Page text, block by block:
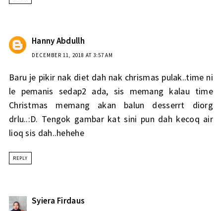
Hanny Abdullh
DECEMBER 11, 2018 AT 3:57 AM
Baru je pikir nak diet dah nak chrismas pulak..time ni
le pemanis sedap2 ada, sis memang kalau time
Christmas memang akan balun desserrt diorg
drlu..:D. Tengok gambar kat sini pun dah kecoq air
lioq sis dah..hehehe
REPLY
Syiera Firdaus